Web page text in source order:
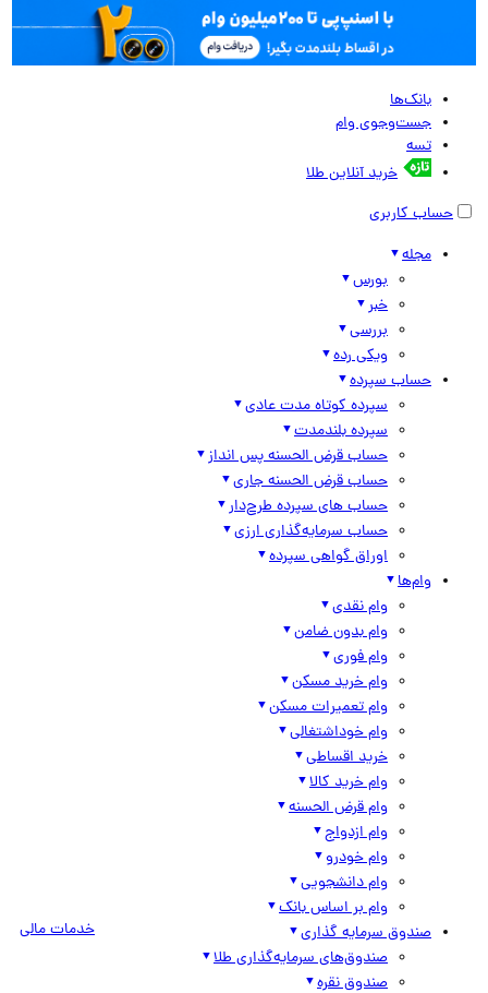
بانک‌ها
جست‌وجوی وام
تسه
خرید آنلاین طلا
حساب کاربری
مجله
بورس
خبر
بررسی
ویکی رده
حساب سپرده
سپرده کوتاه مدت عادی
سپرده بلندمدت
حساب قرض الحسنه پس انداز
حساب قرض الحسنه جاری
حساب های سپرده طرح‌دار
حساب سرمایه‌گذاری ارزی
اوراق گواهی سپرده
وام‌ها
وام نقدی
وام بدون ضامن
وام فوری
وام خرید مسکن
وام تعمیرات مسکن
وام خوداشتغالی
خرید اقساطی
وام خرید کالا
وام قرض الحسنه
وام ازدواج
وام خودرو
وام دانشجویی
وام بر اساس بانک
صندوق سرمایه گذاری
صندوق‌های سرمایه‌گذاری طلا
صندوق نقره
خدمات مالی